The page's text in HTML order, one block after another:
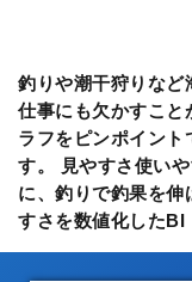
釣りや潮干狩りなど
仕事にも欠かすこと
ラフをピンポイント
す。 見やすさ使い
に、釣りで釣果を
すさを数値化したBI